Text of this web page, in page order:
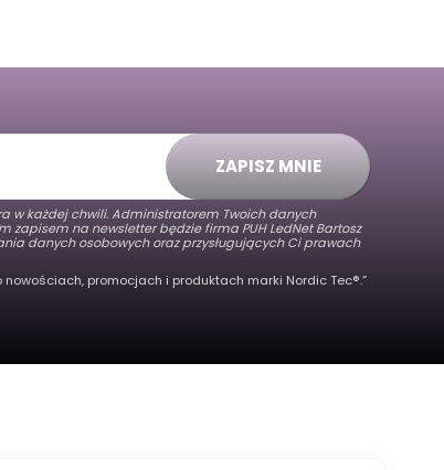
ZAPISZ MNIE
w każdej chwili. Administratorem Twoich danych
zapisem na newsletter będzie firma PUH LedNet Bartosz
danych osobowych oraz przysługujących Ci prawach
promocjach i produktach marki Nordic Tec®️.”